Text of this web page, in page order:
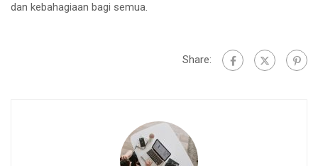
dan kebahagiaan bagi semua.
Share: